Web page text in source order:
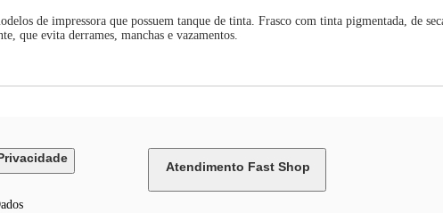
de impressora que possuem tanque de tinta. Frasco com tinta pigmentada, de
que evita derrames, manchas e vazamentos.
Atendimento Fast Shop